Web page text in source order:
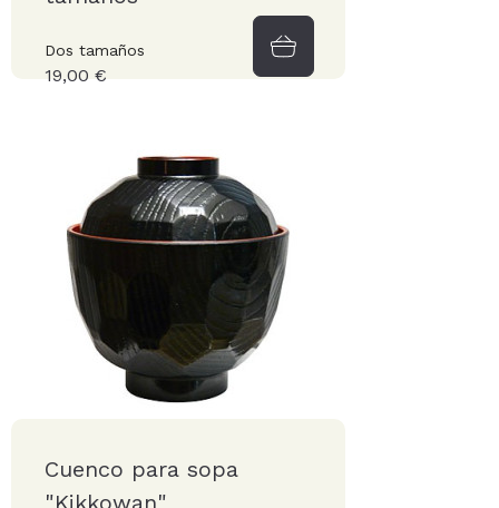
Dos tamaños
19,00 €
Cuenco para sopa
"Kikkowan"